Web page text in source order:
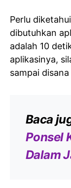
Perlu
dibutuhkan
adalah 10
aplikasinya,
sampai
Baca
Ponsel
Dalam